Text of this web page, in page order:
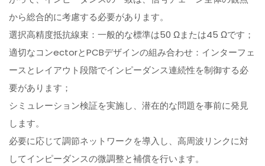
から総合的に考慮する必要があります。
選択高精度抵抗線束：一般的な標準は50 Ωまたは45 Ωです；
適切なコンectorとPCBデザインの組み合わせ：インターフェ
ースとレイアウト段階でインピーダンス連続性を制御する必
要があります；
シミュレーション検証を実施し、潜在的な問題を事前に発見
します。
必要に応じて調節ネットワークを導入し、高周波リンクに対
してインピーダンスの微調整と補償を行います。